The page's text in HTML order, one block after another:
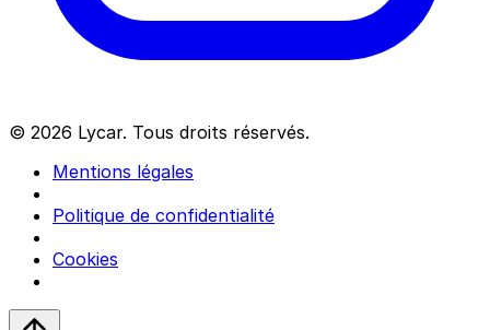
© 2026 Lycar. Tous droits réservés.
Mentions légales
Politique de confidentialité
Cookies